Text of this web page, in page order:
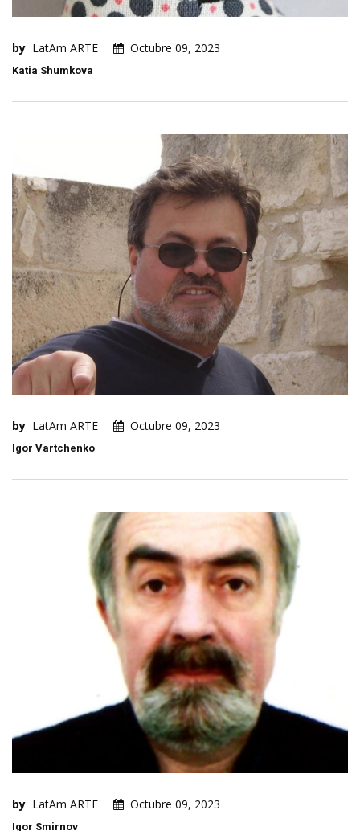
by LatAm ARTE Octubre 09, 2023
Katia Shumkova
by LatAm ARTE Octubre 09, 2023
Igor Vartchenko
by LatAm ARTE Octubre 09, 2023
Igor Smirnov